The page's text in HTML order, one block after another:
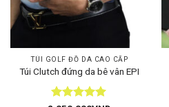
TÚI GOLF ĐỒ DA CAO CẤP
Túi Clutch đứng da bê vân EPI